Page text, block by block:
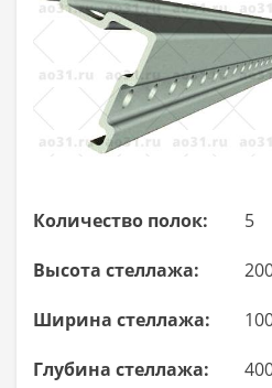
Количество полок: 5
Высота стеллажа:
Ширина стеллажа:
Глубина стеллажа: